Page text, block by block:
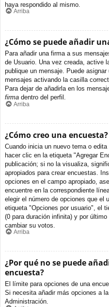
haya respondido al mismo.
Arriba
¿Cómo se puede añadir
Para añadir una firma a sus
de Usuario. Una vez creada, active
publique un mensaje. Puede
mensajes activando la casilla
Para dejar de añadirla en los
firma dentro del perfil.
Arriba
¿Cómo creo una encuesta?
Cuando inicia un nuevo tema o
hacer clic en la etiqueta "Agregar
publicación; si no la visualiza,
apropiados para crear encuestas.
opciones en el campo apropiado,
encuentre en la correspondiente
elegir el número de opciones que el
etiqueta "Opciones por usuario", el
(0 para duración infinita) y por
cambiar su votos.
Arriba
¿Por qué no se puede
encuesta?
El límite para opciones de una
Si necesita añadir más opciones a
Administración.